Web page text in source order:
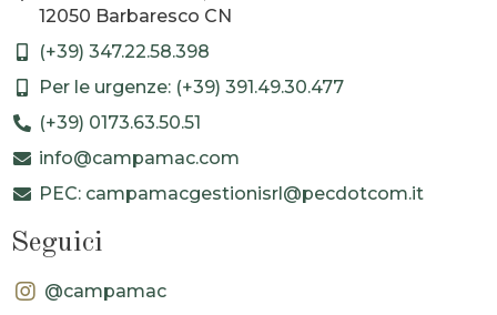
12050 Barbaresco CN
(+39) 347.22.58.398
Per le urgenze: (+39) 391.49.30.477
(+39) 0173.63.50.51
info@campamac.com
PEC: campamacgestionisrl@pecdotcom.it
Seguici
@campamac